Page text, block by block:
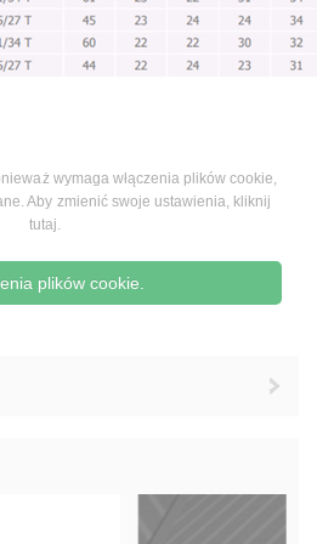
wymaga włączenia plików cookie,
Aby zmienić swoje ustawienia, kliknij
tutaj.
plików cookie.